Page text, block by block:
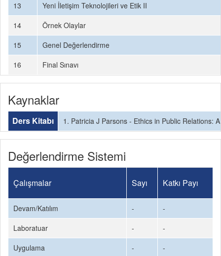
13
Yeni İletişim Teknolojileri ve Etik II
14
Örnek Olaylar
15
Genel Değerlendirme
16
Final Sınavı
Kaynaklar
Ders Kitabı 1. Patricia J Parsons - Ethics in Public Relations:
Değerlendirme Sistemi
Çalışmalar Sayı Katkı Payı
Devam/Katılım -
-
Laboratuar
-
-
Uygulama
-
-